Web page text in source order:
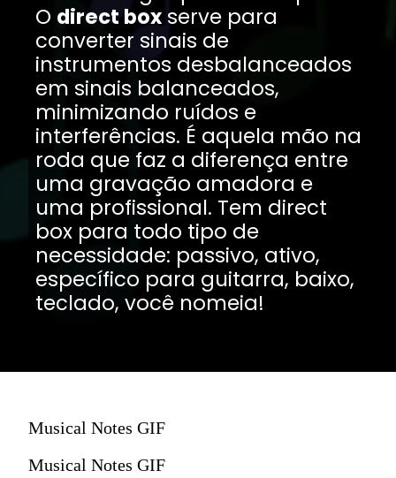
O direct boxserve para
converter sinais de
instrumentos desbalanceados
em sinais balanceados,
minimizando ruídos e
interferências. É aquela mão na
roda que faz a diferença entre
uma gravação amadora e
uma profissional. Tem direct
box para todo tipo de
necessidade: passivo, ativo,
específico para guitarra, baixo,
teclado, você nomeia!
Musical Notes GIF
Musical Notes GIF